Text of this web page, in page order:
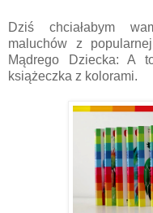
Dziś chciałabym
maluchów z
Mądrego Dziecka: A
książeczka z kolorami.